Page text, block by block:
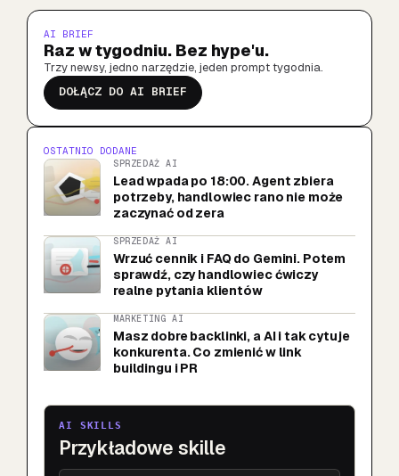
AI BRIEF
Raz w tygodniu. Bez hype'u.
Trzy newsy, jedno narzędzie, jeden prompt tygodnia.
DOŁĄCZ DO AI BRIEF
OSTATNIO DODANE
SPRZEDAŻ AI
Lead wpada po 18:00. Agent zbiera
potrzeby, handlowiec rano nie może
zaczynać od zera
SPRZEDAŻ AI
Wrzuć cennik i FAQ do Gemini. Potem
sprawdź, czy handlowiec ćwiczy
realne pytania klientów
MARKETING AI
Masz dobre backlinki, a AI i tak cytuje
konkurenta. Co zmienić w link
buildingu i PR
AI SKILLS
Przykładowe skille